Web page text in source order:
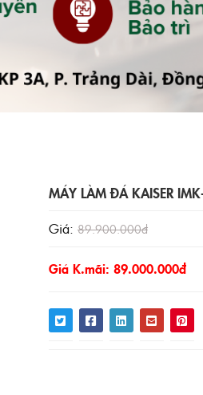
MÁY LÀM ĐÁ KAISER
Giá: 89.900.000đ
Giá K.mãi: 89.000.000đ